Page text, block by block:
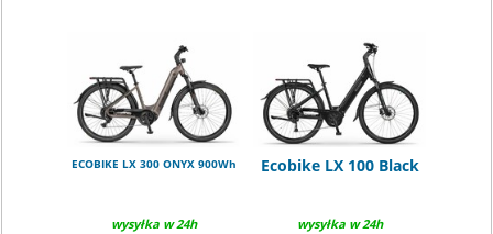
ECOBIKE LX 300 ONYX 900Wh
wysyłka w 24h
Ecobike LX 100 Black
wysyłka w 24h